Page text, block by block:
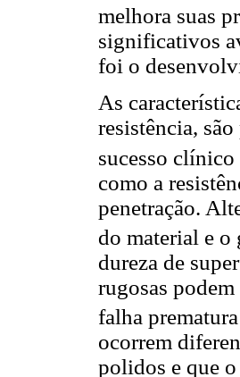
melhora suas
significativos
foi o
As
resistência,
sucesso
como a
penetração.
do material e o
dureza de
rugosas
falha
ocorrem
polidos e que